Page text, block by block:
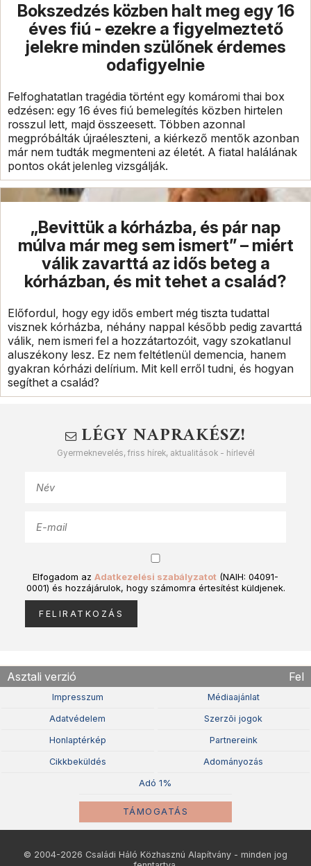
Bokszedzés közben halt meg egy 16
éves fiú - ezekre a figyelmeztető
jelekre minden szülőnek érdemes
odafigyelnie
Felfoghatatlan tragédia történt egy komáromi thai box
edzésen: egy 16 éves fiú bemelegítés közben hirtelen
rosszul lett, majd összeesett. Többen azonnal
megpróbálták újraéleszteni, a kiérkező mentők azonban
már nem tudták megmenteni az életét. A fiatal halálának
pontos okát jelenleg vizsgálják.
„Bevittük a kórházba, és pár nap
múlva már meg sem ismert” – miért
válik zavarttá az idős beteg a
kórházban, és mit tehet a család?
Előfordul, hogy egy idős embert még tiszta tudattal
visznek kórházba, néhány nappal később pedig zavarttá
válik, nem ismeri fel a hozzátartozóit, vagy szokatlanul
aluszékony lesz. Ez nem feltétlenül demencia, hanem
gyakran kórházi delírium. Mit kell erről tudni, és hogyan
segíthet a család?
LÉGY NAPRAKÉSZ!
Gyermeknevelés, friss hírek, aktualitások - hírlevél
Elfogadom az Adatkezelési szabályzatot (NAIH: 04091-
0001) és hozzájárulok, hogy számomra értesítést küldjenek.
Asztali verzió Fel
Impresszum Médiaajánlat
Adatvédelem Szerzõi jogok
Honlaptérkép Partnereink
Cikkbeküldés Adományozás
Adó 1%
TÁMOGATÁS
© 2004-2026 Családi Háló Közhasznú Alapítvány - minden jog